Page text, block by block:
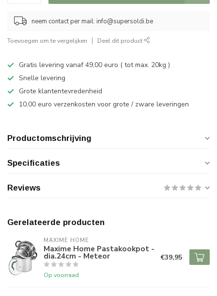
neem contact per mail: info@supersoldi.be
Toevoegen om te vergelijken Deel dit product
Gratis levering vanaf 49,00 euro ( tot max. 20kg )
Snelle levering
Grote klantentevredenheid
10,00 euro verzenkosten voor grote / zware leveringen
Productomschrijving
Specificaties
Reviews
Gerelateerde producten
MAXIME HOME
Maxime Home Pastakookpot -
dia.24cm - Meteor
Op voorraad
€39,95